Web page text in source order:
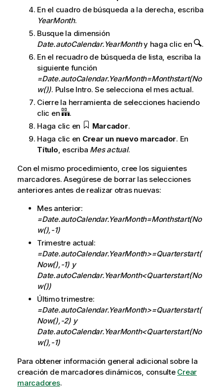
En el cuadro de búsqueda a la derecha, escriba
YearMonth.
Busque la dimensión
Date.autoCalendar.YearMonthy haga clic en
.
En el recuadro de búsqueda de lista, escriba la
siguiente función
=Date.autoCalendar.YearMonth=Monthstart(No
w()). Pulse Intro. Se selecciona el mes actual.
Cierre la herramienta de selecciones haciendo
clic en
.
Haga clic en
Marcador.
Haga clic en Crear un nuevo marcador. En
Título, escriba Mes actual.
Con el mismo procedimiento, cree los siguientes
marcadores. Asegúrese de borrar las selecciones
anteriores antes de realizar otras nuevas:
Mes anterior:
=Date.autoCalendar.YearMonth=Monthstart(No
w(),-1)
Trimestre actual:
=Date.autoCalendar.YearMonth>=Quarterstart(
Now(),-1) y
Date.autoCalendar.YearMonth<Quarterstart(No
w())
Último trimestre:
=Date.autoCalendar.YearMonth>=Quarterstart(
Now(),-2) y
Date.autoCalendar.YearMonth<Quarterstart(No
w(),-1)
Para obtener información general adicional sobre la
creación de marcadores dinámicos, consulte Crear
marcadores.